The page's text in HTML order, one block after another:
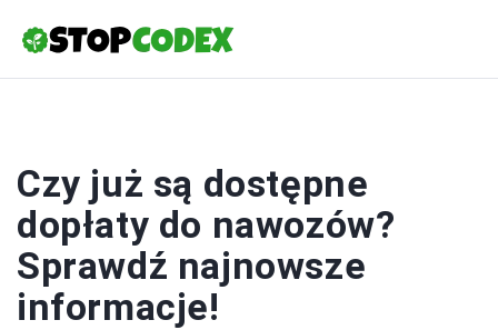
Czy już są dostępne
dopłaty do nawozów?
Sprawdź najnowsze
informacje!